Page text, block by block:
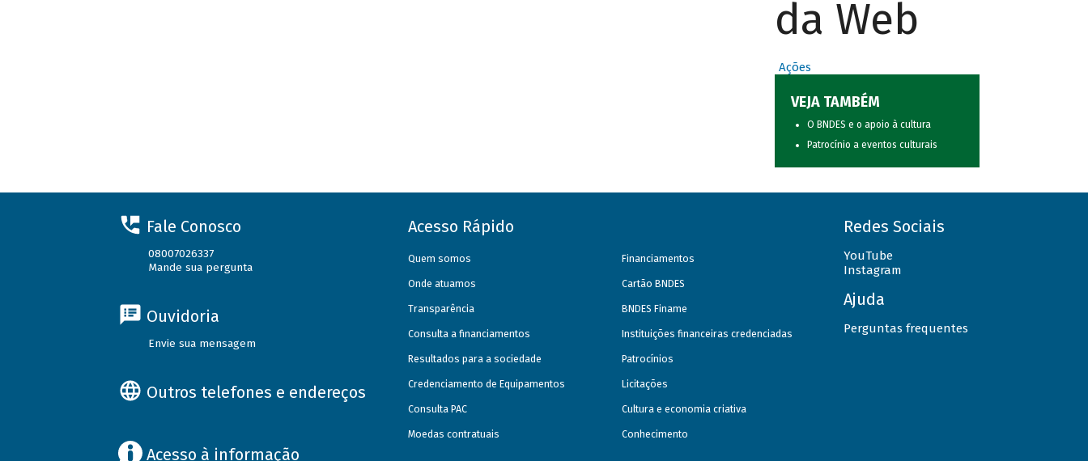
da Web
Ações
VEJA TAMBÉM
O BNDES e o apoio à cultura
Patrocínio a eventos culturais
Fale Conosco
08007026337
Mande sua pergunta
Ouvidoria
Envie sua mensagem
Outros telefones e endereços
Acesso à informação
Acesso Rápido
Quem somos
Onde atuamos
Transparência
Consulta a financiamentos
Resultados para a sociedade
Credenciamento de Equipamentos
Consulta PAC
Moedas contratuais
Financiamentos
Cartão BNDES
BNDES Finame
Instituições financeiras credenciadas
Patrocínios
Licitações
Cultura e economia criativa
Conhecimento
Redes Sociais
YouTube
Instagram
Ajuda
Perguntas frequentes